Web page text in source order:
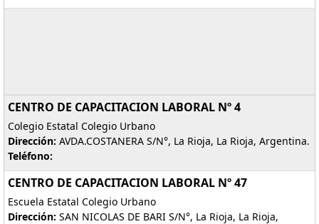
CENTRO DE CAPACITACION LABORAL Nº 4
Colegio Estatal Colegio Urbano
Dirección: AVDA.COSTANERA S/N°, La Rioja, La Rioja, Argentina.
Teléfono:
CENTRO DE CAPACITACION LABORAL Nº 47
Escuela Estatal Colegio Urbano
Dirección: SAN NICOLAS DE BARI S/N°, La Rioja, La Rioja,